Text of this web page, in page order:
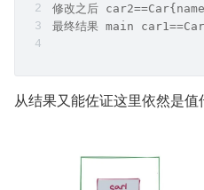
修改之后
最终结果 main
从结果又能佐证这里依然是值